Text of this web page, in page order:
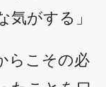
がする」
らこその必